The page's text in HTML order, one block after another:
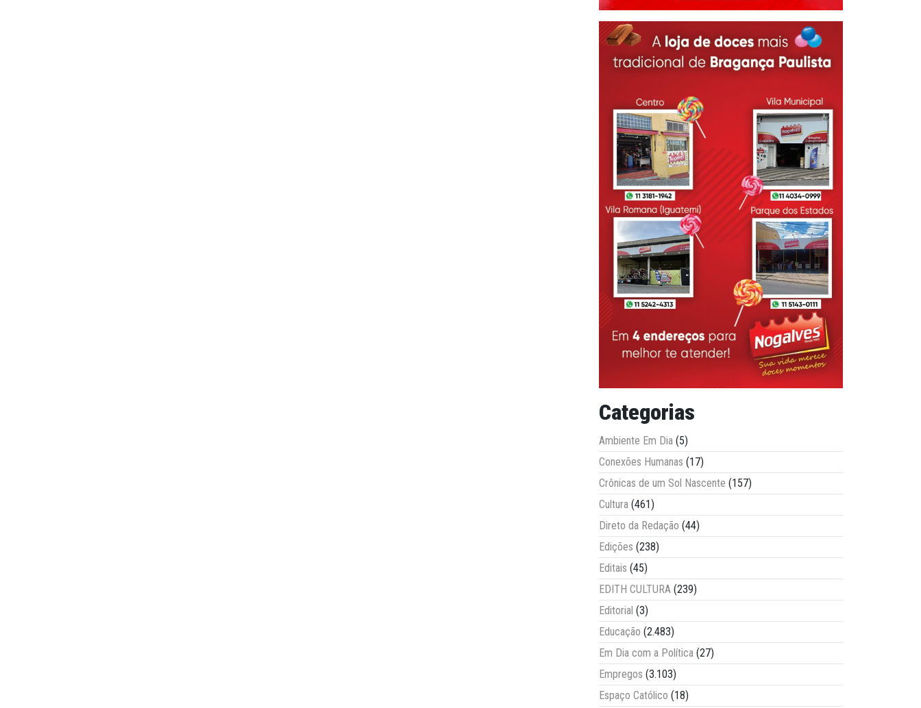
Categorias
Ambiente Em Dia (5)
Conexões Humanas (17)
Crônicas de um Sol Nascente (157)
Cultura (461)
Direto da Redação (44)
Edições (238)
Editais (45)
EDITH CULTURA (239)
Editorial (3)
Educação (2.483)
Em Dia com a Política (27)
Empregos (3.103)
Espaço Católico (18)